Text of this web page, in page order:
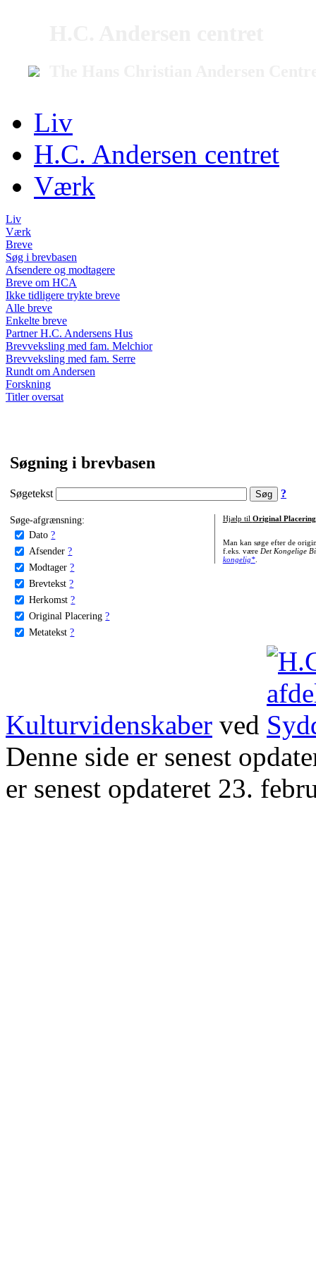
Liv
H.C. Andersen centret
Værk
Liv
Værk
Breve
Søg i brevbasen
Afsendere og modtagere
Breve om HCA
Ikke tidligere trykte breve
Alle breve
Enkelte breve
Partner H.C. Andersens Hus
Brevveksling med fam. Melchior
Brevveksling med fam. Serre
Rundt om Andersen
Forskning
Titler oversat
Søgning i brevbasen
Søgetekst ?
Søge-afgrænsning:
Dato ?
Afsender ?
Modtager ?
Brevtekst ?
Herkomst ?
Original Placering ?
Metatekst ?
Hjælp til Original Placering
Man kan søge efter de
f.eks. være Det Kongelige
kongelig*.
Kulturvidenskaber ved
Denne side er senest
er senest opdateret 23.